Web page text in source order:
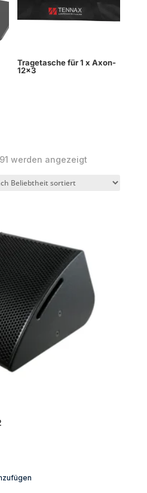
Tragetasche für 1 x Axon-
12×3
werden angezeigtNach
sortiert